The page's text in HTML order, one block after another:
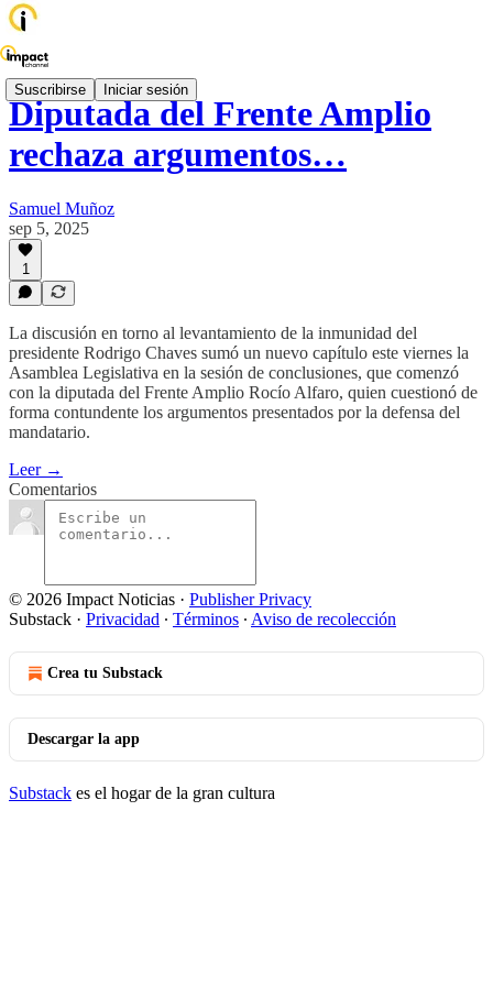
Suscribirse Iniciar sesión
Diputada del Frente Amplio
rechaza argumentos…
Samuel Muñoz
sep 5, 2025
1
La discusión en torno al levantamiento de la inmunidad del
presidente Rodrigo Chaves sumó un nuevo capítulo este viernes la
Asamblea Legislativa en la sesión de conclusiones, que comenzó
con la diputada del Frente Amplio Rocío Alfaro, quien cuestionó de
forma contundente los argumentos presentados por la defensa del
mandatario.
Leer →
Comentarios
© 2026 Impact Noticias · Publisher Privacy
Substack · Privacidad ∙ Términos ∙ Aviso de recolección
Crea tu Substack
Descargar la app
Substack es el hogar de la gran cultura